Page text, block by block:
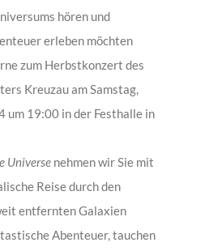
hören und
erleben möchten
zum Herbstkonzert des
Kreuzau am Samstag,
um 19:00 in der Festhalle in
Universe nehmen wir Sie mit
Reise durch den
entfernten Galaxien
Abenteuer, tauchen